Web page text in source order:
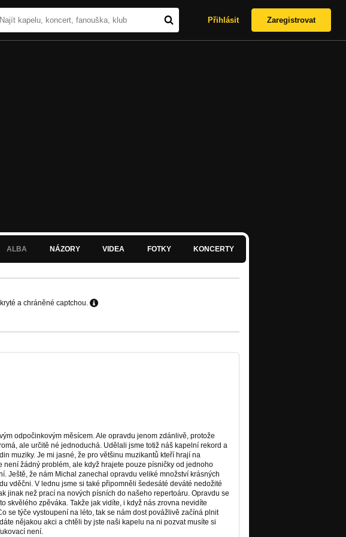
Přihlásit Zaregistrovat
ALBA NÁZORY VIDEA FOTKY KONCERTY
a chráněné captchou.
odpočinkovým měsícem. Ale opravdu jenom zdánlivě, protože
ale určitě né jednoduchá. Udělali jsme totiž náš kapelní rekord a
muziky. Je mi jasné, že pro většinu muzikantů kteří hrají na
není žádný problém, ale když hrajete pouze písničky od jednoho
Ještě, že nám Michal zanechal opravdu veliké množství krásných
vděčni. V lednu jsme si také připomněli šedesáté deváté nedožité
jinak než prací na nových písních do našeho repertoáru. Opravdu se
skvělého zpěváka. Takže jak vidíte, i když nás zrovna nevidíte
se týče vystoupení na léto, tak se nám dost povážlivě začíná plnit
nějakou akci a chtěli by jste naši kapelu na ni pozvat musíte si
není.